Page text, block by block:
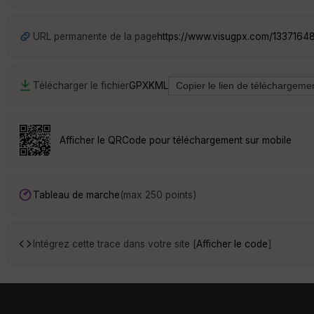
URL permanente de la pagehttps://www.visugpx.com/
Télécharger le fichierGPXKML
Afficher le QRCode pour téléchargement sur mobile
Tableau de marche(max 250 points)
Intégrez cette trace dans votre site [Afficher le code]